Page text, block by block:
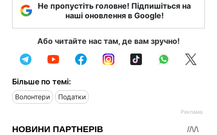
Не пропустіть головне! Підпишіться на
наші оновлення в Google!
Або читайте нас там, де вам зручно!
Більше по темі:
Волонтери Податки